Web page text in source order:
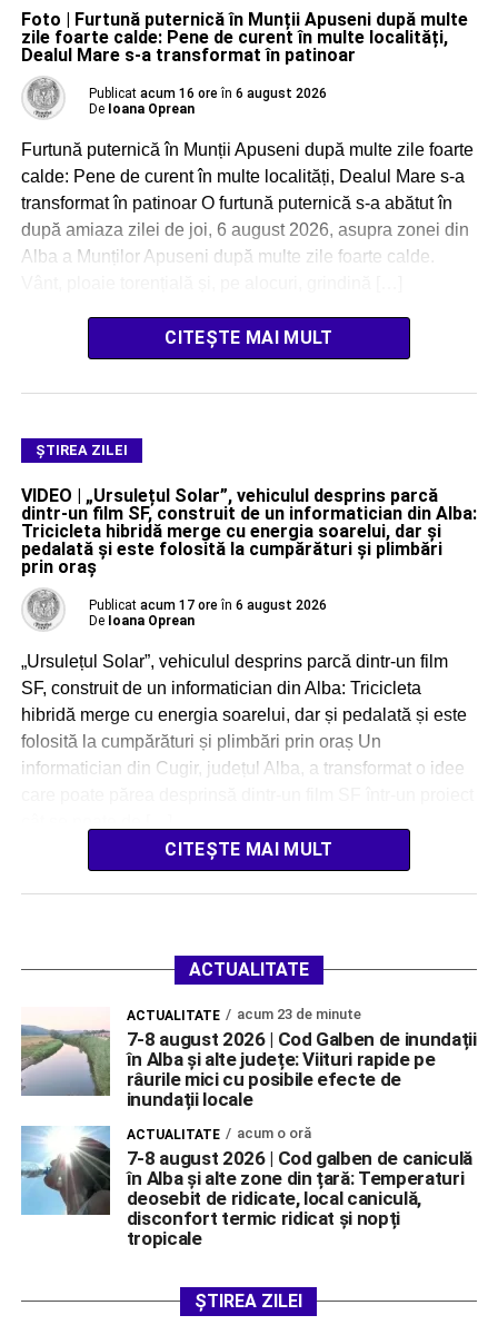
Foto | Furtună puternică în Munții Apuseni după multe
zile foarte calde: Pene de curent în multe localități,
Dealul Mare s-a transformat în patinoar
Publicat acum 16 ore în 6 august 2026
De Ioana Oprean
Furtună puternică în Munții Apuseni după multe zile foarte
calde: Pene de curent în multe localități, Dealul Mare s-a
transformat în patinoar O furtună puternică s-a abătut în
după amiaza zilei de joi, 6 august 2026, asupra zonei din
Alba a Munților Apuseni după multe zile foarte calde.
CITEȘTE MAI MULT
ŞTIREA ZILEI
VIDEO | „Ursulețul Solar”, vehiculul desprins parcă
dintr-un film SF, construit de un informatician din Alba:
Tricicleta hibridă merge cu energia soarelui, dar și
pedalată și este folosită la cumpărături și plimbări
prin oraș
Publicat acum 17 ore în 6 august 2026
De Ioana Oprean
„Ursulețul Solar”, vehiculul desprins parcă dintr-un film
SF, construit de un informatician din Alba: Tricicleta
hibridă merge cu energia soarelui, dar și pedalată și este
folosită la cumpărături și plimbări prin oraș Un
informatician din Cugir, județul Alba, a transformat o idee
CITEȘTE MAI MULT
ACTUALITATE
ACTUALITATE acum 23 de minute
7-8 august 2026 | Cod Galben de inundații
în Alba și alte județe: Viituri rapide pe
râurile mici cu posibile efecte de
inundații locale
ACTUALITATE acum o oră
7-8 august 2026 | Cod galben de caniculă
în Alba și alte zone din țară: Temperaturi
deosebit de ridicate, local caniculă,
disconfort termic ridicat și nopți
tropicale
ȘTIREA ZILEI